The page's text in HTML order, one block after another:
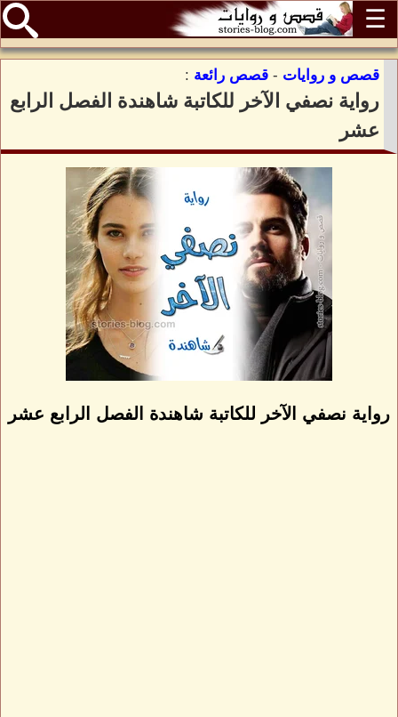
☰
قصص و روايات - قصص رائعة :
رواية نصفي الآخر للكاتبة شاهندة الفصل الرابع
عشر
رواية نصفي الآخر للكاتبة شاهندة الفصل الرابع عشر